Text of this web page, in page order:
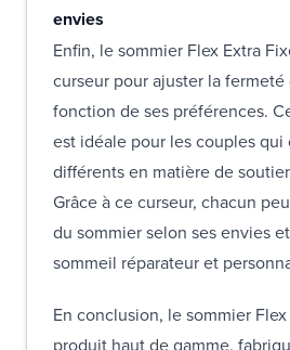
envies
Enfin, le sommier Flex Extra
curseur pour ajuster la
fonction de ses préférences.
est idéale pour les couples qui
différents en matière de
Grâce à ce curseur, chacun
du sommier selon ses envies
sommeil réparateur et
En conclusion, le sommier
produit haut de gamme,